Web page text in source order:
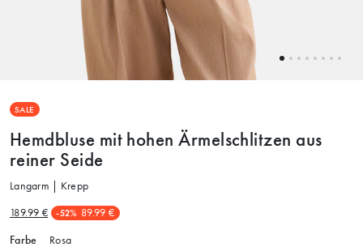
SALE
Hemdbluse mit hohen Ärmelschlitzen aus
reiner Seide
Langarm | Krepp
189.99 € -52% 89.99 €
Farbe Rosa